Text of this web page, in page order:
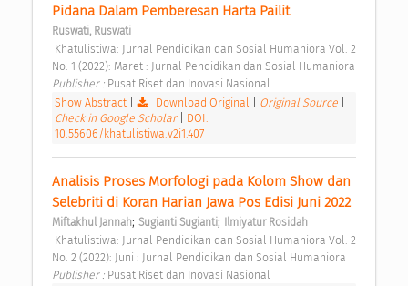
Pidana Dalam Pemberesan Harta Pailit
Ruswati, Ruswati
Publisher : Pusat Riset dan Inovasi Nasional
Show Abstract| Download Original Original Source
Check in Google Scholar
DOI:
10.55606/khatulistiwa.v2i1.407
Analisis Proses Morfologi pada Kolom Show dan
Selebriti di Koran Harian Jawa Pos Edisi Juni 2022
Miftakhul Jannah; Sugianti Sugianti; Ilmiyatur Rosidah
No. 2 (2022): Juni : Jurnal Pendidikan dan Sosial Humaniora
Publisher : Pusat Riset dan Inovasi Nasional